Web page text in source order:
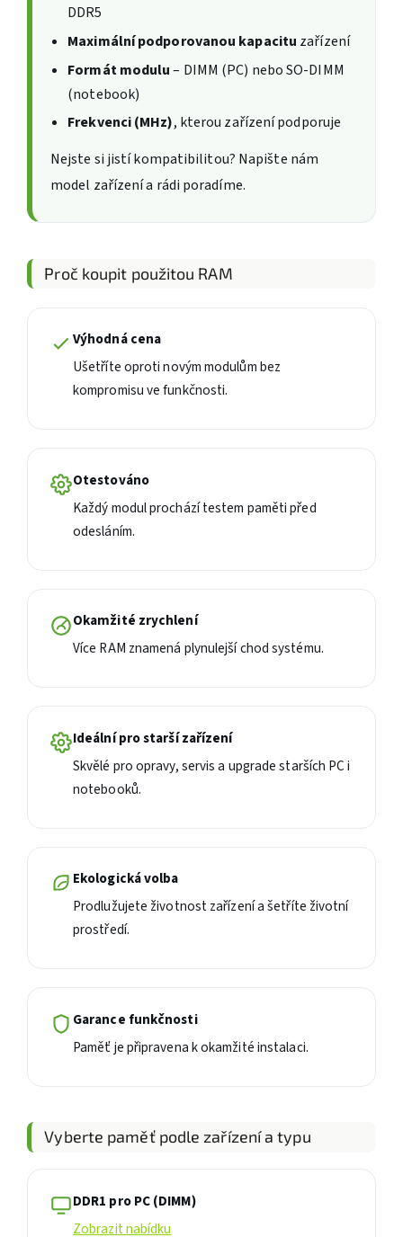
DDR5
Maximální podporovanou kapacitu zařízení
Formát modulu– DIMM (PC) nebo SO-DIMM
(notebook)
Frekvenci (MHz), kterou zařízení podporuje
Nejste si jistí kompatibilitou? Napište nám
model zařízení a rádi poradíme.
Proč koupit použitou RAM
Výhodná cena
Ušetříte oproti novým modulům bez
kompromisu ve funkčnosti.
Otestováno
Každý modul prochází testem paměti před
odesláním.
Okamžité zrychlení
Více RAM znamená plynulejší chod systému.
Ideální pro starší zařízení
Skvělé pro opravy, servis a upgrade starších PC i
notebooků.
Ekologická volba
Prodlužujete životnost zařízení a šetříte životní
prostředí.
Garance funkčnosti
Paměť je připravena k okamžité instalaci.
Vyberte paměť podle zařízení a typu
DDR1 pro PC (DIMM)
Zobrazit nabídku